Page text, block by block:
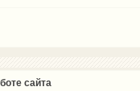
сайта